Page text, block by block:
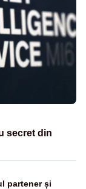
secret din
partener și